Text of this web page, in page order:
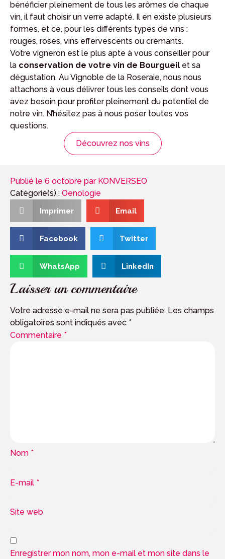
bénéficier pleinement de tous les arômes de chaque
vin, il faut choisir un verre adapté. Il en existe plusieurs
formes, et ce, pour les différents types de vins :
rouges, rosés, vins effervescents ou crémants.
Votre vigneron est le plus apte à vous conseiller pour
la conservation de votre vin de Bourgueil et sa
dégustation. Au Vignoble de la Roseraie, nous nous
attachons à vous délivrer tous les conseils dont vous
avez besoin pour profiter pleinement du potentiel de
notre vin. N’hésitez pas à nous poser toutes vos
questions.
Découvrez nos vins
Publié le 6 octobre parKONVERSEO
Catégorie(s) : Oenologie
Imprimer Email
Facebook Twitter
WhatsApp LinkedIn
Laisser un commentaire
Votre adresse e-mail ne sera pas publiée. Les champs
obligatoires sont indiqués avec *
Commentaire *
Nom *
E-mail *
Site web
Enregistrer mon nom, mon e-mail et mon site dans le